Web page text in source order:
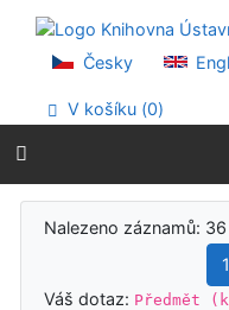
Přejít na menu
Prohlášení o webové
Česky
V košíku (0)
Výsledky
Nalezeno záznamů:
1
Váš dotaz: Předmět